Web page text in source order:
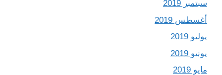
سبتمبر 2019
أغسطس 2019
يوليو 2019
يونيو 2019
مايو 2019